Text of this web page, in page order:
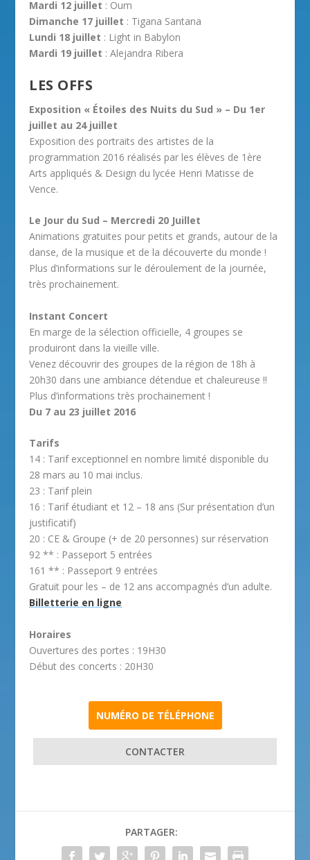
Mardi 12 juillet : Oum
Dimanche 17 juillet : Tigana Santana
Lundi 18 juillet : Light in Babylon
Mardi 19 juillet : Alejandra Ribera
LES OFFS
Exposition « Étoiles des Nuits du Sud » – Du 1er
juillet au 24 juillet
Exposition des portraits des artistes de la
programmation 2016 réalisés par les élèves de 1ère
Arts appliqués & Design du lycée Henri Matisse de
Vence.
Le Jour du Sud – Mercredi 20 Juillet
Animations gratuites pour petits et grands, autour de la
danse, de la musique et de la découverte du monde !
Plus d’informations sur le déroulement de la journée,
très prochainement.
Instant Concert
En marge de la sélection officielle, 4 groupes se
produiront dans la vieille ville.
Venez découvrir des groupes de la région de 18h à
20h30 dans une ambiance détendue et chaleureuse !!
Plus d’informations très prochainement !
Du 7 au 23 juillet 2016
Tarifs
14 : Tarif exceptionnel en nombre limité disponible du
28 mars au 10 mai inclus.
23 : Tarif plein
16 : Tarif étudiant et 12 – 18 ans (Sur présentation d’un
justificatif)
20 : CE & Groupe (+ de 20 personnes) sur réservation
92 ** : Passeport 5 entrées
161 ** : Passeport 9 entrées
Gratuit pour les – de 12 ans accompagnés d’un adulte.
Billetterie en ligne
Horaires
Ouvertures des portes : 19H30
Début des concerts : 20H30
NUMÉRO DE TÉLÉPHONE
CONTACTER
PARTAGER: